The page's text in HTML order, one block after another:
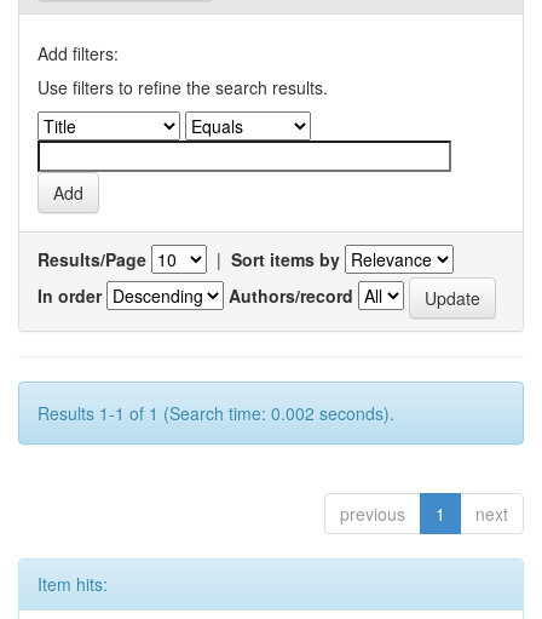
Add filters:
Use filters to refine the search results.
Results/Page | Sort items by
In order
Authors/record
Results 1-1 of 1 (Search time: 0.002 seconds).
previous 1 next
Item hits: